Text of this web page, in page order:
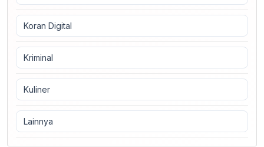
Koran Digital
Kriminal
Kuliner
Lainnya